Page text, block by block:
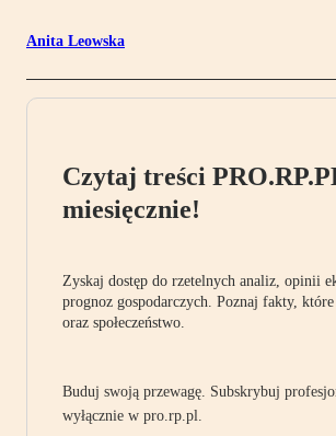
Anita Leowska
Czytaj treści
miesięcznie!
Zyskaj dostęp do rzetelnych analiz, opinii
prognoz gospodarczych. Poznaj fakty,
oraz społeczeństwo.
Buduj swoją przewagę. Subskrybuj
wyłącznie w pro.rp.pl.